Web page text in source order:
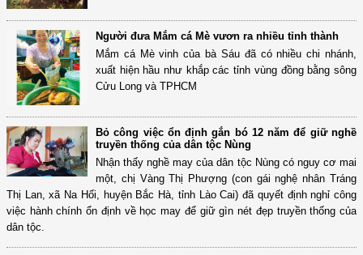
Người đưa Mắm cá Mè vươn ra nhiều tỉnh thành
Mắm cá Mè vinh của bà Sáu đã có nhiều chi nhánh,
xuất hiện hầu như khắp các tỉnh vùng đồng bằng sông
Cửu Long và TPHCM
Bỏ công việc ổn định gắn bó 12 năm để giữ nghề
truyền thống của dân tộc Nùng
Nhận thấy nghề may của dân tộc Nùng có nguy cơ mai
một, chị Vàng Thị Phượng (con gái nghệ nhân Tráng
Thị Lan, xã Na Hối, huyện Bắc Hà, tỉnh Lào Cai) đã quyết định nghỉ công
việc hành chính ổn định về học may để giữ gìn nét đẹp truyền thống của
dân tộc.